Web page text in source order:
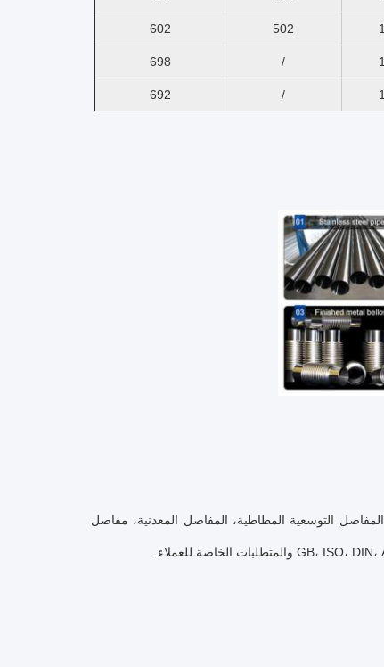
502
602
/
698
/
692
مرنة ، المفاصل التوسعية المطاطية، المفاصل المعدنية، مفاصل